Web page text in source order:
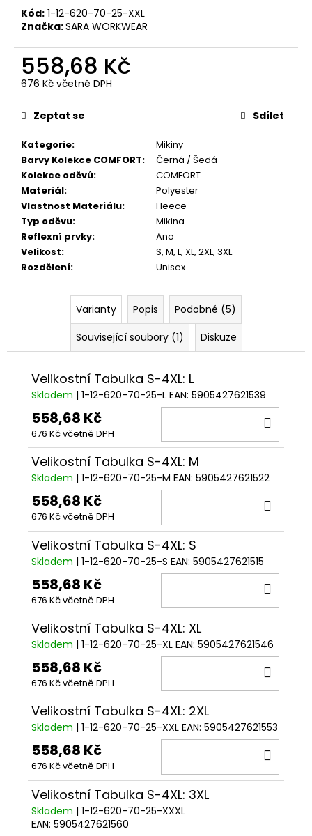
Kód: 1-12-620-70-25-XXL
Značka:SARA WORKWEAR
558,68 Kč
676 Kč včetně DPH
Měrná
cena:
Kategorie:
Mikiny
Barvy Kolekce COMFORT:
Černá / Šedá
Kolekce oděvů:
COMFORT
Materiál:
Polyester
Vlastnost Materiálu:
Fleece
Typ oděvu:
Mikina
Reflexní prvky:
Ano
Velikost: S, M, L, XL, 2XL, 3XL
Rozdělení: Unisex
Zeptat se Sdílet
Varianty Popis
Podobné (5)
Související soubory (1)
Diskuze
Velikostní Tabulka S-4XL: L
Skladem | 1-12-620-70-25-L EAN: 5905427621539
558,68 Kč
676 Kč včetně DPH
Velikostní Tabulka S-4XL: M
Skladem | 1-12-620-70-25-M EAN: 5905427621522
558,68 Kč
676 Kč včetně DPH
Velikostní Tabulka S-4XL: S
Skladem | 1-12-620-70-25-S EAN: 5905427621515
558,68 Kč
676 Kč včetně DPH
Velikostní Tabulka S-4XL: XL
Skladem | 1-12-620-70-25-XL EAN: 5905427621546
558,68 Kč
676 Kč včetně DPH
Velikostní Tabulka S-4XL: 2XL
Skladem | 1-12-620-70-25-XXL EAN: 5905427621553
558,68 Kč
676 Kč včetně DPH
Velikostní Tabulka S-4XL: 3XL
Skladem | 1-12-620-70-25-XXXL
EAN: 5905427621560